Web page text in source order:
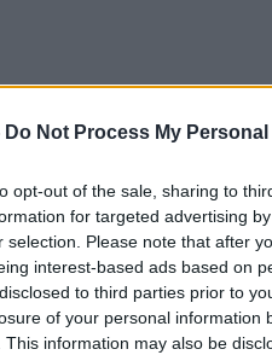
Do Not Process My
opt-out of the sale, sharing to
for targeted advertising
selection. Please note that after
interest-based ads based on
to third parties prior to
of your personal information
This information may also be
συνασπισμό χωρών:
σύμφωνα με τη
χώρας μέλους